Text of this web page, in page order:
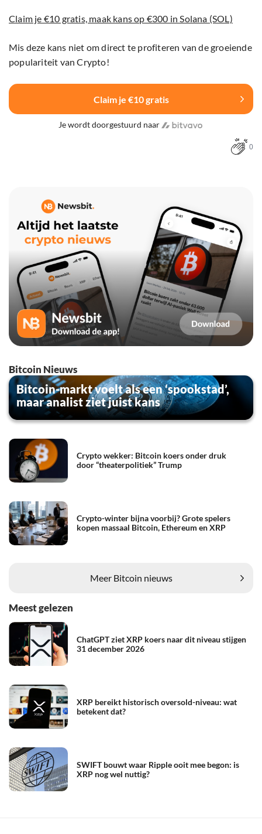
Claim je €10 gratis, maak kans op €300 in Solana (SOL)
Mis deze kans niet om direct te profiteren van de groeiende
populariteit van Crypto!
Claim je €10 gratis
Je wordt doorgestuurd naar
0
Bitcoin Nieuws
Bitcoin-markt voelt als een ‘spookstad’,
maar analist ziet juist kans
Crypto wekker: Bitcoin koers onder druk
door “theaterpolitiek” Trump
Crypto-winter bijna voorbij? Grote spelers
kopen massaal Bitcoin, Ethereum en XRP
Meer Bitcoin nieuws
Meest gelezen
ChatGPT ziet XRP koers naar dit niveau stijgen
31 december 2026
XRP bereikt historisch oversold-niveau: wat
betekent dat?
SWIFT bouwt waar Ripple ooit mee begon: is
XRP nog wel nuttig?